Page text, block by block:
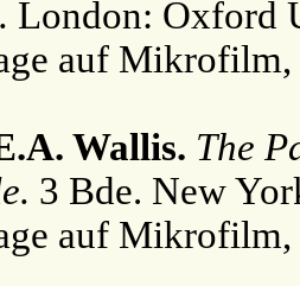
London: Oxford
auf
Wallis. The
3 Bde. New
auf